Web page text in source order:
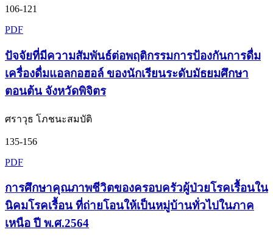
106-121
PDF
ปัจจัยที่มีความสัมพันธ์ต่อพฤติกรรมการป้องกันการดื่ม
เครื่องดื่มแอลกอฮอล์ ของนักเรียนระดับมัธยมศึกษา
ตอนต้น จังหวัดพิจิตร
ศราวุธ โภชนะสมบัติ
135-156
PDF
การศึกษาคุณภาพชีวิตของครอบครัวผู้ป่วยโรคเรื้อนใน
นิคมโรคเรื้อน ที่ถ่ายโอนให้เป็นหมู่บ้านทั่วไปในภาค
เหนือ ปี พ.ศ.2564